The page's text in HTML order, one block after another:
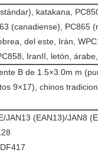
katakana,
(canadiense), PC865
del este, Irán,
IranII, letón,
B de 1.5×3.0m m
9×17), chinos
JAN13 (EAN13)/JAN8